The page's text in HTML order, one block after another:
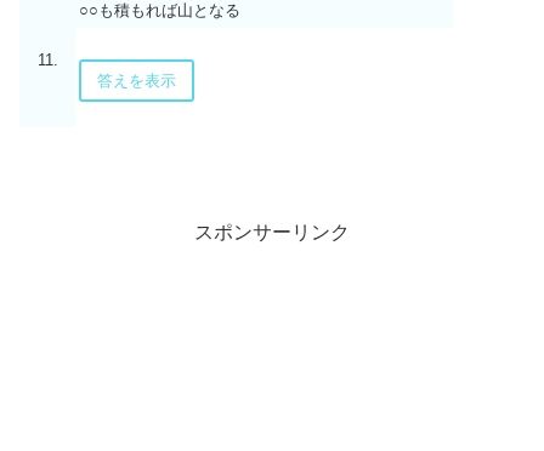
11.
○○も積もれば山となる
答えを表示
スポンサーリンク